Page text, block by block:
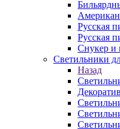
Русская
Русская
Снукер и
Светильники
Назад